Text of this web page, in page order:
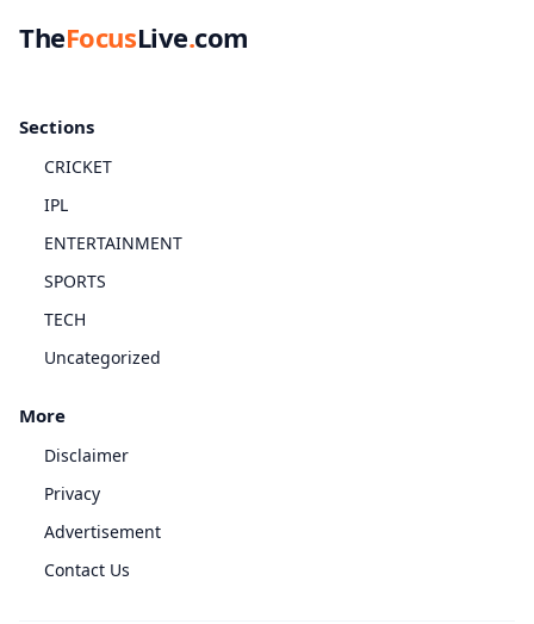
TheFocusLive.com
Sections
CRICKET
IPL
ENTERTAINMENT
SPORTS
TECH
Uncategorized
More
Disclaimer
Privacy
Advertisement
Contact Us